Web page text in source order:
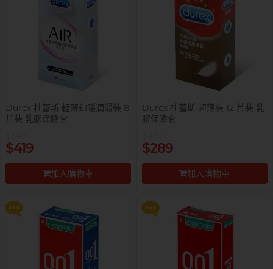
Durex 杜蕾斯 輕薄幻隱潤滑裝 8
片裝 乳膠保險套
$419
加入購物車
Durex 杜蕾斯 超薄裝 12 片裝 乳
膠保險套
$289
加入購物車
提醒你，凡購買任何商品即可以
$99 換購 Smile Makers 私密潤滑
液 0% Paraben 60ml 一支
更多優惠
提醒你，凡購買任何商品即可以
$99 換購 Smile Makers 私密潤滑
液 0% Paraben 60ml 一支
更多優惠